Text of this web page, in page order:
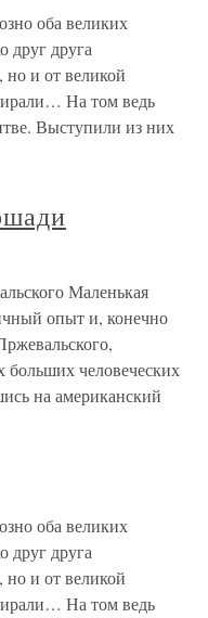
оба великих
друг друга
но и от великой
На том ведь
Выступили из них
Маленькая
опыт и, конечно
человеческих
на американский
оба великих
друг друга
но и от великой
На том ведь